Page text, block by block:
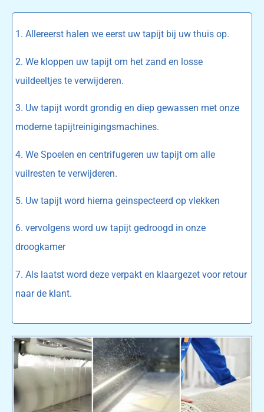
1. Allereerst halen we eerst uw tapijt bij uw thuis op.
2. We kloppen uw tapijt om het zand en losse
vuildeeltjes te verwijderen.
3. Uw tapijt wordt grondig en diep gewassen met onze
moderne tapijtreinigingsmachines.
4. We Spoelen en centrifugeren uw tapijt om alle
vuilresten te verwijderen.
5. Uw tapijt word hierna geinspecteerd op vlekken
6. vervolgens word uw tapijt gedroogd in onze
droogkamer
7. Als laatst word deze verpakt en klaargezet voor retour
naar de klant.